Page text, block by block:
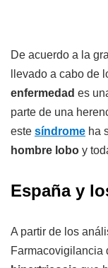
De acuerdo a la
llevado a cabo de
enfermedad es
parte de una
este síndrome ha
hombre lobo y
España y
A partir de los
Farmacovigilancia